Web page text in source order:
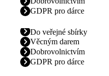
GDPR pro dárce
Do veřejné sbírky
Věcným darem
Dobrovolnictvím
GDPR pro dárce